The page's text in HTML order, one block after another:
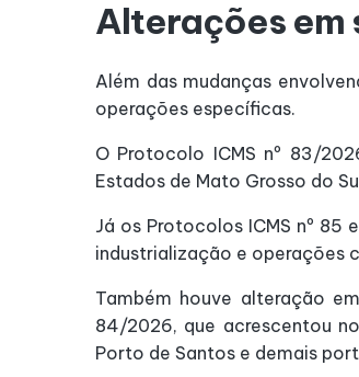
Alterações em
Além das mudanças
operações específicas.
O Protocolo ICMS nº 83/
Estados de Mato Grosso do
Já os Protocolos ICMS nº 85
industrialização e operações
Também houve alteração
84/2026, que acrescentou
Porto de Santos e demais